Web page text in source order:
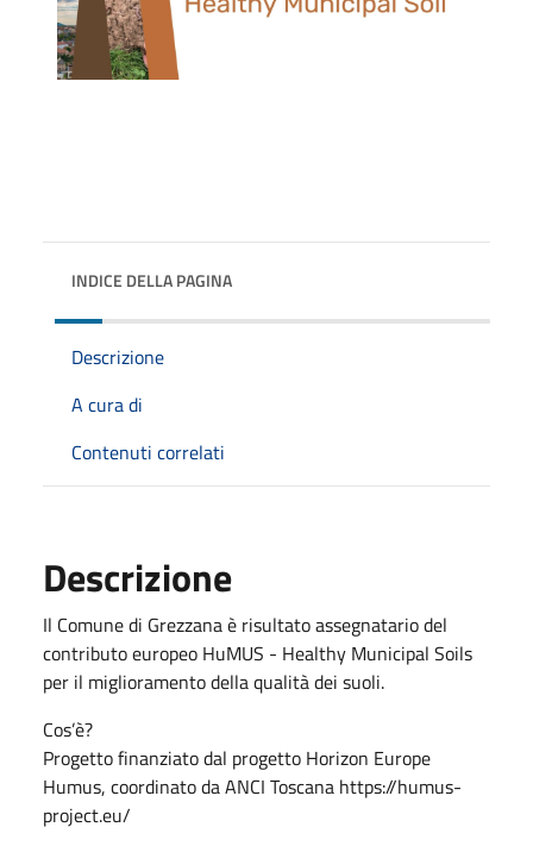
INDICE DELLA PAGINA
Descrizione
A cura di
Contenuti correlati
Descrizione
Il Comune di Grezzana è risultato assegnatario del
contributo europeo HuMUS - Healthy Municipal Soils
per il miglioramento della qualità dei suoli.
Cos’è?
Progetto finanziato dal progetto Horizon Europe
Humus, coordinato da ANCI Toscana https://humus-
project.eu/